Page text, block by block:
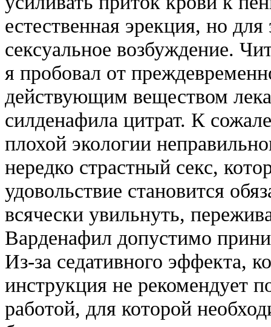
естественная эрекция, но
сексуальное возбуждение.
я пробовал от
действующим веществом
силденафила цитрат. К
плохой экологии
нередко страстный секс,
удовольствие становится
всячески увильнуть,
Варденафил допустимо
Из-за седативного эффекта,
инструкция не рекомендует
работой, для которой